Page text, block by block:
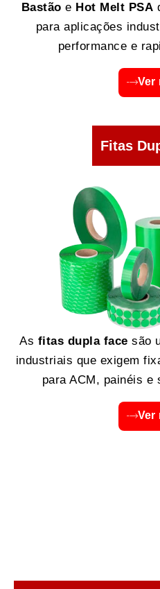
Bastão e Hot Melt PSA
para aplicações
performance e
Ver
Fitas
As fitas dupla face são
industriais que exigem
para ACM, painéis
Ver